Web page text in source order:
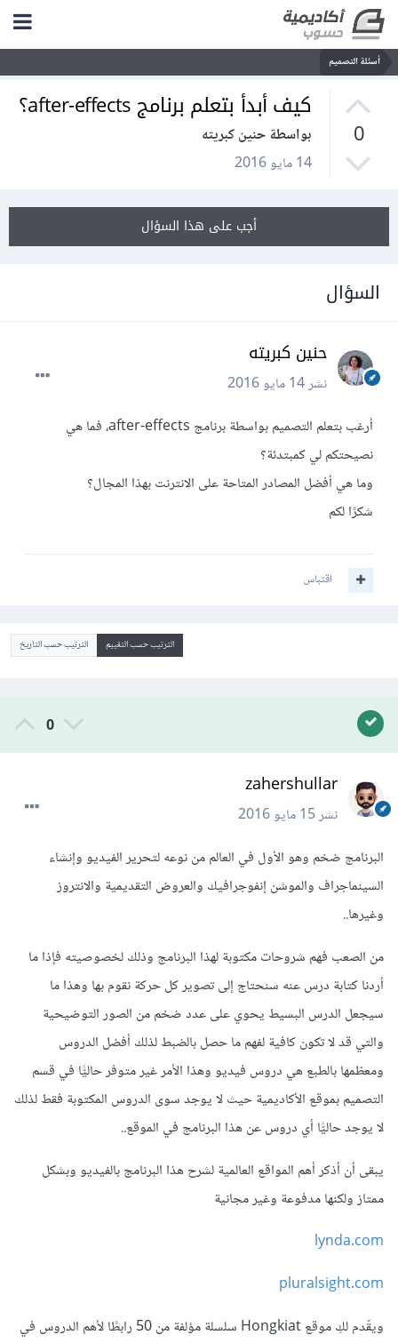
أسئلة التصميم
0
كيف أبدأ بتعلم برنامج after-effects؟
بواسطة حنين كبريته
14 مايو 2016
أجب على هذا السؤال
السؤال
حنين كبريته
نشر14 مايو 2016
أرغب بتعلم التصميم بواسطة برنامج after-effects، فما هي
نصيحتكم لي كمبتدئة؟
وما هي أفضل المصادر المتاحة على الانترنت بهذا المجال؟
شكرًا لكم
اقتباس
الترتيب حسب التقييم الترتيب حسب التاريخ
0
zahershullar
نشر15 مايو 2016
البرنامج ضخم وهو الأول في العالم من نوعه لتحرير الفيديو وإنشاء
السينماجراف والموشن إنفوجرافيك والعروض التقديمية والانتروز
وغيرها..
من الصعب فهم شروحات مكتوبة لهذا البرنامج وذلك لخصوصيته فإذا ما
أردنا كتابة درس عنه سنحتاج إلى تصوير كل حركة نقوم بها وهذا ما
سيجعل الدرس البسيط يحوي على عدد ضخم من الصور التوضيحية
والتي قد لا تكون كافية لفهم ما حصل بالضبط لذلك أفضل الدروس
ومعظمها بالطبع هي دروس فيديو وهذا الأمر غير متوفر حاليًّا في قسم
التصميم بموقع الأكاديمية حيث لا يوجد سوى الدروس المكتوبة فقط لذلك
لا يوجد حاليًّا أي دروس عن هذا البرنامج في الموقع..
يبقى أن أذكر أهم المواقع العالمية لشرح هذا البرنامج بالفيديو وبشكل
ممتاز ولكنها مدفوعة وغير مجانية
lynda.com
pluralsight.com
ويقّدم لكِ موقع Hongkiat سلسلة مؤلفة من 50 رابطًا لأهم الدروس في